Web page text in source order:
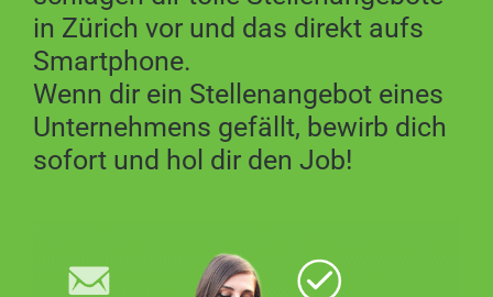
Urdorf
Outdoor Media AG
Zürich
Sika Gesellschaften in der Schweiz
Confiserie Honold AG
Küsnacht
in Zürich vor und das direkt aufs
Smartphone.
Wenn dir ein Stellenangebot eines
Unternehmens gefällt, bewirb dich
sofort und hol dir den Job!